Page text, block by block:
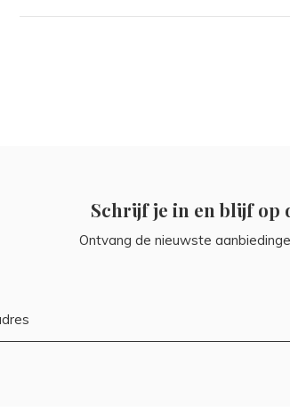
Schrijf je in en blijf op
Ontvang de nieuwste